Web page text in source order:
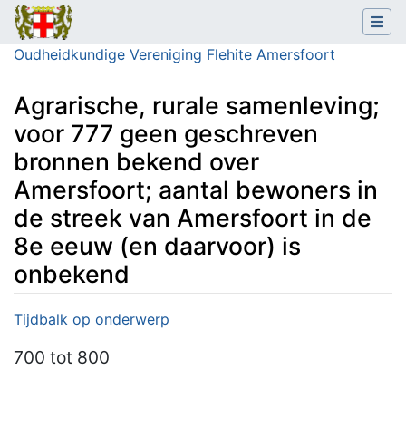
Oudheidkundige Vereniging Flehite Amersfoort
Agrarische, rurale samenleving;
voor 777 geen geschreven
bronnen bekend over
Amersfoort; aantal bewoners in
de streek van Amersfoort in de
8e eeuw (en daarvoor) is
onbekend
Ga naar: navigatie,zoeken
Tijdbalk op onderwerp
700 tot 800